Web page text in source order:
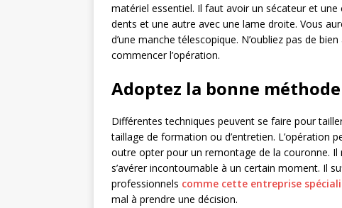
matériel essentiel. Il faut avoir un sécateur et une
dents et une autre avec une lame droite. Vous
d’une manche télescopique. N’oubliez pas de
commencer l’opération.
Adoptez la bonne
Différentes techniques peuvent se faire pour
taillage de formation ou d’entretien. L’opération
outre opter pour un remontage de la couronne. Il
s’avérer incontournable à un certain moment. Il
professionnels comme cette entreprise
mal à prendre une décision.